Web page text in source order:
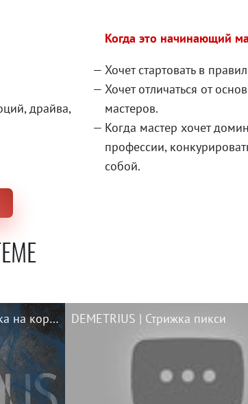
драйва,
Когда это начинающий
Хочет стартовать в
Хочет отличаться от
мастеров.
Когда мастер хочет
профессии,
собой.
Женская стрижка пикси | Стрижка на короткие волосы | короткая текстурная стрижка в DEMETRIUS DEMETRIUS | Стрижка пикси